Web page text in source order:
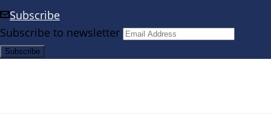
Subscribe
Subscribe to newsletter